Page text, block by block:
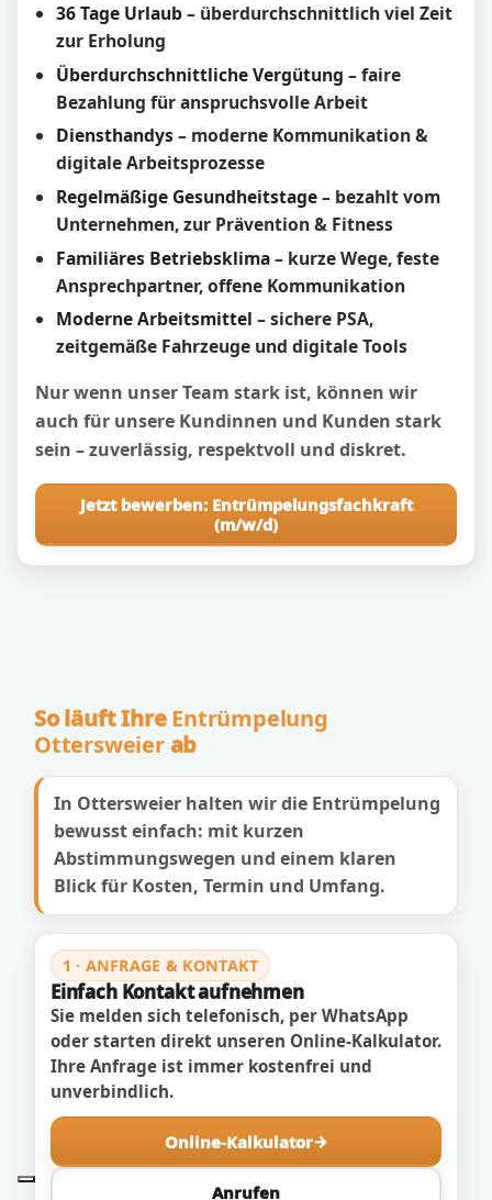
36 Tage Urlaub– überdurchschnittlich viel Zeit
zur Erholung
Überdurchschnittliche Vergütung – faire
Bezahlung für anspruchsvolle Arbeit
Diensthandys– moderne Kommunikation &
digitale Arbeitsprozesse
Regelmäßige Gesundheitstage– bezahlt vom
Unternehmen, zur Prävention & Fitness
Familiäres Betriebsklima– kurze Wege, feste
Ansprechpartner, offene Kommunikation
Moderne Arbeitsmittel – sichere PSA,
zeitgemäße Fahrzeuge und digitale Tools
Nur wenn unser Team stark ist, können wir
auch für unsere Kundinnen und Kunden stark
sein – zuverlässig, respektvoll und diskret.
Jetzt bewerben: Entrümpelungsfachkraft
(m/w/d)
So läuft IhreEntrümpelung
Ottersweierab
In Ottersweier halten wir die Entrümpelung
bewusst einfach: mit kurzen
Abstimmungswegen und einem klaren
Blick für Kosten, Termin und Umfang.
1 · ANFRAGE & KONTAKT
Einfach Kontakt aufnehmen
Sie melden sich telefonisch, per WhatsApp
oder starten direkt unseren Online-Kalkulator.
Ihre Anfrage ist immer kostenfrei und
unverbindlich.
Online-Kalkulator
Anrufen